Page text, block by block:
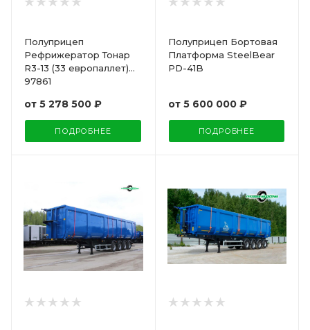
Полуприцеп
Рефрижератор Тонар
R3-13 (33 европаллет)
97861
от 5 278 500 ₽
ПОДРОБНЕЕ
Полуприцеп Бортовая
Платформа SteelBear
PD-41B
от 5 600 000 ₽
ПОДРОБНЕЕ